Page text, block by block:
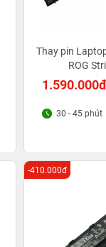
Thay pin
ROG
1.590.000đ
30 - 45 phút
-410.000đ